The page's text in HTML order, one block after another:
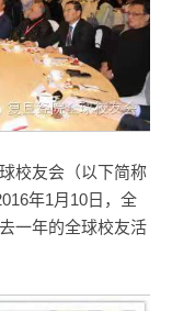
校友会（以下简称
年1月10日，全
一年的全球校友活